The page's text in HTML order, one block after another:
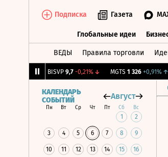
Подписка Газета
Глобальные идеи
ВЕДЫ Правила торговли
BISVP 9,7 -0,21%↓ MGTS 1 326 +0,91%↑
КАЛЕНДАРЬ
СОБЫТИЙ
Август
Пн Вт Ср Чт Пт Сб Вс
1 2
3 4 5 6 7 8 9
10 11 12 13 14 15 16